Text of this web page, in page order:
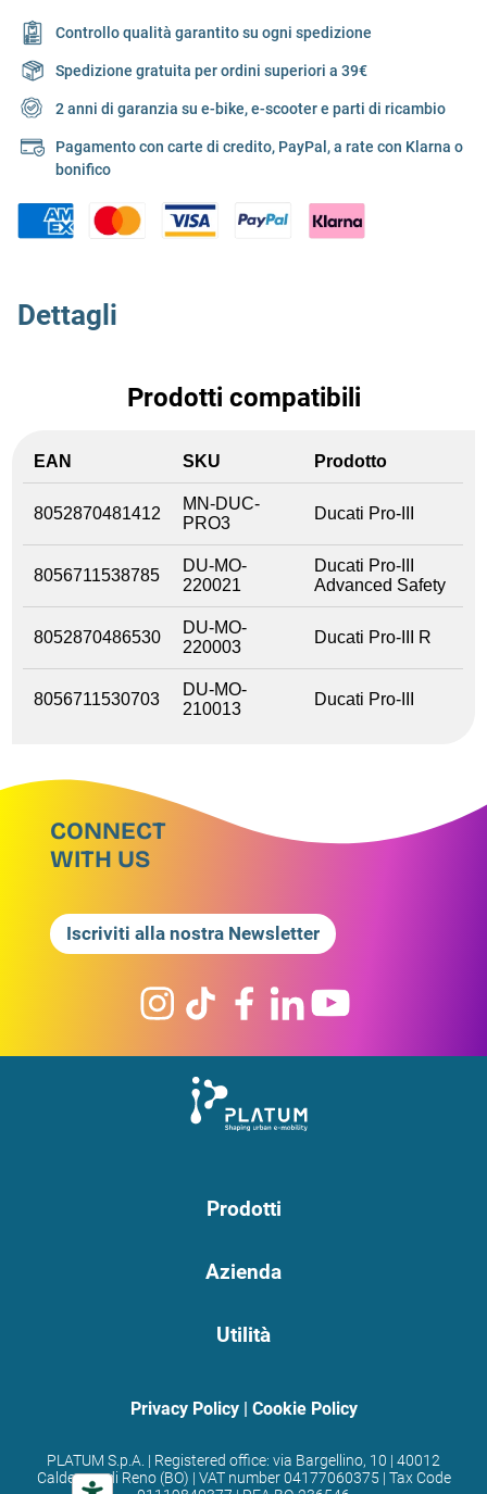
Controllo qualità garantito su ogni spedizione
Spedizione gratuita per ordini superiori a 39€
2 anni di garanzia su e-bike, e-scooter e parti di ricambio
Pagamento con carte di credito, PayPal, a rate con Klarna o
bonifico
Dettagli
Prodotti compatibili
EAN SKU Prodotto
8052870481412
MN-DUC-
PRO3
Ducati Pro-III
8056711538785
DU-MO-
220021
Ducati Pro-III
Advanced Safety
8052870486530
DU-MO-
220003
Ducati Pro-III R
8056711530703
DU-MO-
210013
Ducati Pro-III
CONNECT
WITH US
Iscriviti alla nostra Newsletter
Prodotti
Azienda
Utilità
Privacy Policy| Cookie Policy
PLATUM S.p.A. | Registered office: via Bargellino, 10 | 40012
Calderara di Reno (BO) | VAT number 04177060375 | Tax Code